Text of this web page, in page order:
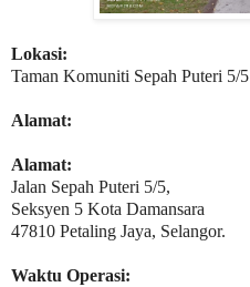
Lokasi:
Taman Komuniti Sepah Puteri 5/5
Alamat:
Alamat:
Jalan Sepah Puteri 5/5,
Seksyen 5 Kota Damansara
47810 Petaling Jaya, Selangor.
Waktu Operasi: